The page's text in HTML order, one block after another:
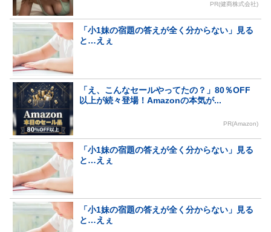
PR(健商株式会社)
「小1妹の宿題の答えが全く分からない」見る
と…えぇ
「え、こんなセールやってたの？」80％OFF
以上が続々登場！Amazonの本気が...
PR(Amazon)
「小1妹の宿題の答えが全く分からない」見る
と…えぇ
「小1妹の宿題の答えが全く分からない」見る
と…えぇ